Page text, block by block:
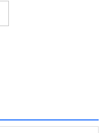
を経験します。 義兄
守るため命を落とし
とになります。 前世